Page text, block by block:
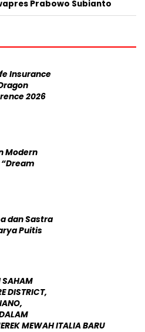
Prabowo Subianto
Insurance
2026
Modern
dan Sastra
Puitis
SAHAM
DISTRICT,
MEWAH ITALIA BARU